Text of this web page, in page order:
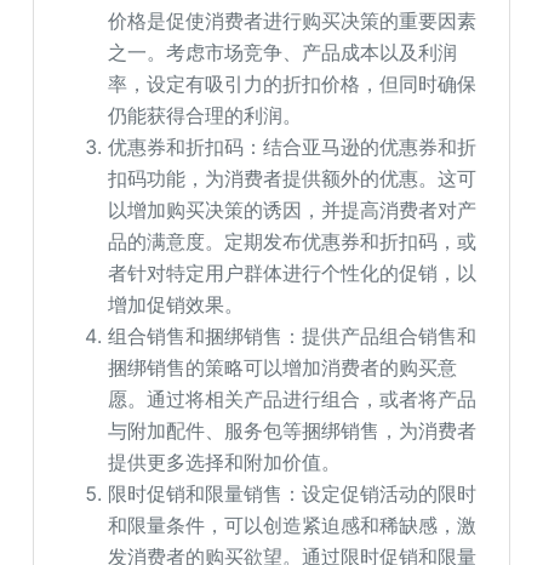
价格是促使消费者进行购买决策的重要因素
之一。考虑市场竞争、产品成本以及利润
率，设定有吸引力的折扣价格，但同时确保
仍能获得合理的利润。
优惠券和折扣码：结合亚马逊的优惠券和折
扣码功能，为消费者提供额外的优惠。这可
以增加购买决策的诱因，并提高消费者对产
品的满意度。定期发布优惠券和折扣码，或
者针对特定用户群体进行个性化的促销，以
增加促销效果。
组合销售和捆绑销售：提供产品组合销售和
捆绑销售的策略可以增加消费者的购买意
愿。通过将相关产品进行组合，或者将产品
与附加配件、服务包等捆绑销售，为消费者
提供更多选择和附加价值。
限时促销和限量销售：设定促销活动的限时
和限量条件，可以创造紧迫感和稀缺感，激
发消费者的购买欲望。通过限时促销和限量